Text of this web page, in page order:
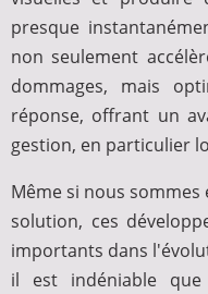
presque
non seulement
dommages, mais
réponse, offrant un
gestion, en particulier
Même si nous
solution, ces
importants dans
il est indéniable que